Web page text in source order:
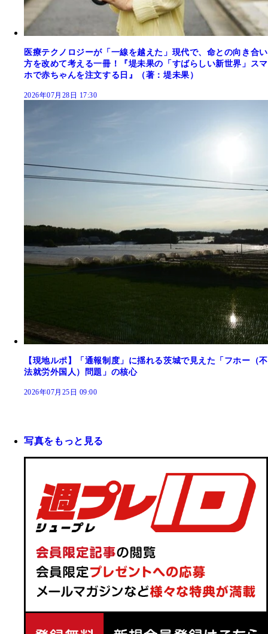
医療テクノロジーが「一線を越えた」現代で、命との向き合い
方を改めて考える一冊！『堤未果の「すばらしい新世界」スマ
ホで赤ちゃんを注文する日』（著：堤未果）
2026年07月28日 17:30
【現地ルポ】「通報制度」に揺れる茨城で見えた「フホー（不
法就労外国人）問題」の核心
2026年07月25日 09:00
写真をもっと見る